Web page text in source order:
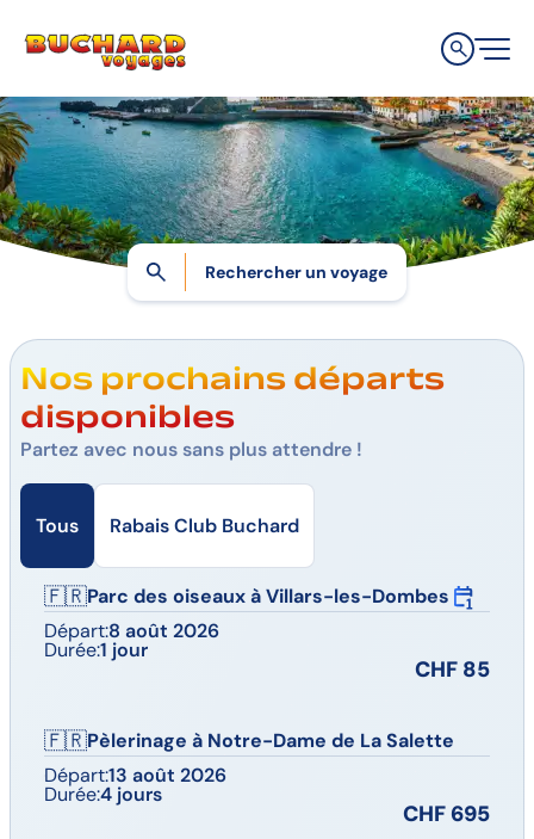
principale
contenu
pied
page
Accueil
Rechercher un voyage
Nos prochains départs
disponibles
Partez avec nous sans plus attendre !
Tous Rabais Club Buchard
🇫🇷Parc des oiseaux à Villars-les-Dombes
Départ:8 août 2026
Durée:1 jour
CHF 85
🇫🇷Pèlerinage à Notre-Dame de La Salette
Départ:13 août 2026
Durée:4 jours
CHF 695